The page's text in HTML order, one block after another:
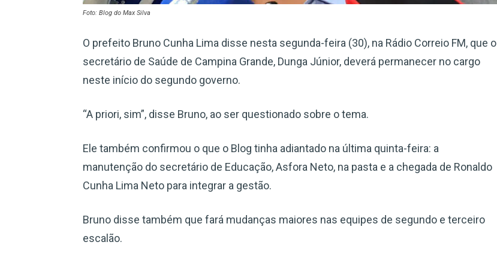
Foto: Blog do Max Silva
O prefeito Bruno Cunha Lima disse nesta segunda-feira (30), na Rádio Correio FM, que o
secretário de Saúde de Campina Grande, Dunga Júnior, deverá permanecer no cargo
neste início do segundo governo.
“A priori, sim”, disse Bruno, ao ser questionado sobre o tema.
Ele também confirmou o que o Blog tinha adiantado na última quinta-feira: a
manutenção do secretário de Educação, Asfora Neto, na pasta e a chegada de Ronaldo
Cunha Lima Neto para integrar a gestão.
Bruno disse também que fará mudanças maiores nas equipes de segundo e terceiro
escalão.